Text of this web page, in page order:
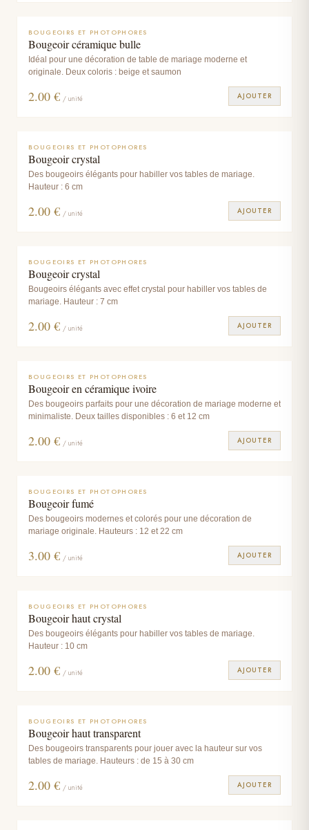
BOUGEOIRS ET PHOTOPHORES
Bougeoir céramique bulle
Idéal pour une décoration de table de mariage moderne et
originale. Deux coloris : beige et saumon
2.00 € / unité AJOUTER
BOUGEOIRS ET PHOTOPHORES
Bougeoir crystal
Des bougeoirs élégants pour habiller vos tables de mariage.
Hauteur : 6 cm
2.00 € / unité AJOUTER
BOUGEOIRS ET PHOTOPHORES
Bougeoir crystal
Bougeoirs élégants avec effet crystal pour habiller vos tables de
mariage. Hauteur : 7 cm
2.00 € / unité AJOUTER
BOUGEOIRS ET PHOTOPHORES
Bougeoir en céramique ivoire
Des bougeoirs parfaits pour une décoration de mariage moderne et
minimaliste. Deux tailles disponibles : 6 et 12 cm
2.00 € / unité AJOUTER
BOUGEOIRS ET PHOTOPHORES
Bougeoir fumé
Des bougeoirs modernes et colorés pour une décoration de
mariage originale. Hauteurs : 12 et 22 cm
3.00 € / unité AJOUTER
BOUGEOIRS ET PHOTOPHORES
Bougeoir haut crystal
Des bougeoirs élégants pour habiller vos tables de mariage.
Hauteur : 10 cm
2.00 € / unité AJOUTER
BOUGEOIRS ET PHOTOPHORES
Bougeoir haut transparent
Des bougeoirs transparents pour jouer avec la hauteur sur vos
tables de mariage. Hauteurs : de 15 à 30 cm
2.00 € / unité AJOUTER